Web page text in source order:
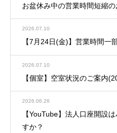
お盆休み中の営業時間短縮
2026.07.10
【7月24日(金)】営業時間一
2026.07.10
【個室】空室状況のご案内
2026.06.26
【YouTube】法人口座開設
すか？